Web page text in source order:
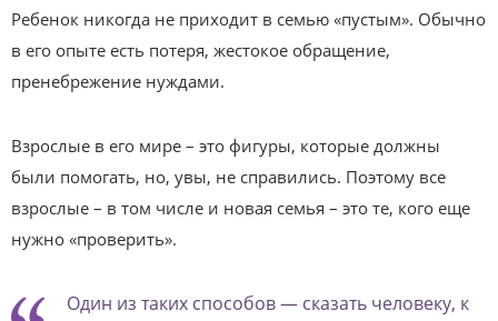
Ребенок никогда не приходит в семью «пустым». Обычно
в его опыте есть потеря, жестокое обращение,
пренебрежение нуждами.
Взрослые в его мире – это фигуры, которые должны
были помогать, но, увы, не справились. Поэтому все
взрослые – в том числе и новая семья – это те, кого еще
нужно «проверить».
Один из таких способов — сказать человеку, к